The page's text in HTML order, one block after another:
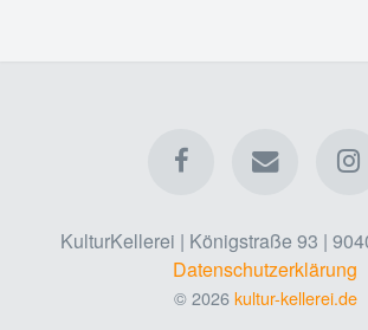
KulturKellerei | Königstraße 93 |
Datenschutzerklärung
© 2026kultur-kellerei.de